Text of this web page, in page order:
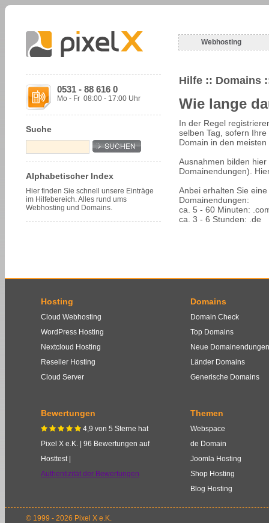
Webhosting
0531 - 88 616 0
Mo - Fr 08:00 - 17:00 Uhr
Suche
Alphabetischer Index
Hier finden Sie schnell unsere Einträge
im Hilfebereich. Alles rund ums
Webhosting und Domains.
Hilfe :: Domains
Wie lange
In der Regel
selben Tag, sofern
Domain in den
Ausnahmen bilden
Domainendungen).
Anbei erhalten Sie
Domainendungen:
ca. 5 - 60 Minuten:
ca. 3 - 6 Stunden: .de
Hosting
Cloud Webhosting
WordPress Hosting
Nextcloud Hosting
Reseller Hosting
Cloud Server
Domains
Domain Check
Top Domains
Neue Domainendungen
Länder Domains
Generische Domains
Bewertungen
     4,9 von 5 Sterne hat
Pixel X e.K.
96 Bewertungen auf
Hosttest |
Authentizität der Bewertungen
Themen
Webspace
de Domain
Joomla Hosting
Shop Hosting
Blog Hosting
© 1999 - 2026 Pixel X e.K.